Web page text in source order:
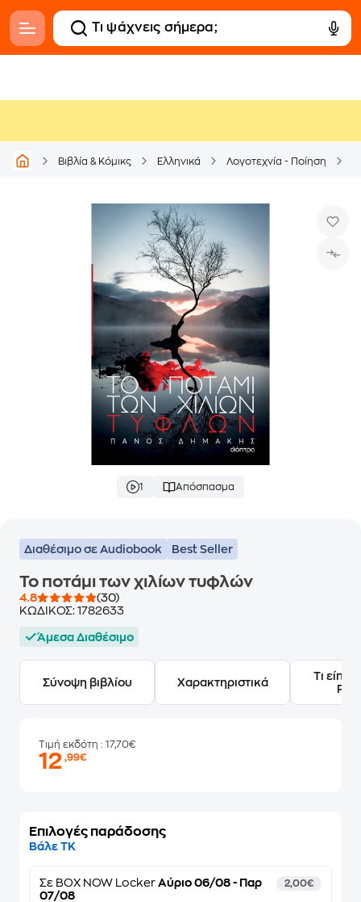
Βιβλία & Κόμικς Ελληνικά Λογοτεχνία - Ποίηση
1 Απόσπασμα
Διαθέσιμο σε Audiobook Best Seller
Το ποτάμι των χιλίων τυφλών
4.8
(30)
ΚΩΔΙΚΟΣ: 1782633
Άμεσα Διαθέσιμο
Σύνοψη βιβλίου Χαρακτηριστικά
Τι
Τιμή εκδότη : 17,70€
12,99€
Επιλογές παράδοσης
Βάλε ΤΚ
Σε BOX NOW Locker Αύριο 06/08 - Παρ
07/08
2,00€